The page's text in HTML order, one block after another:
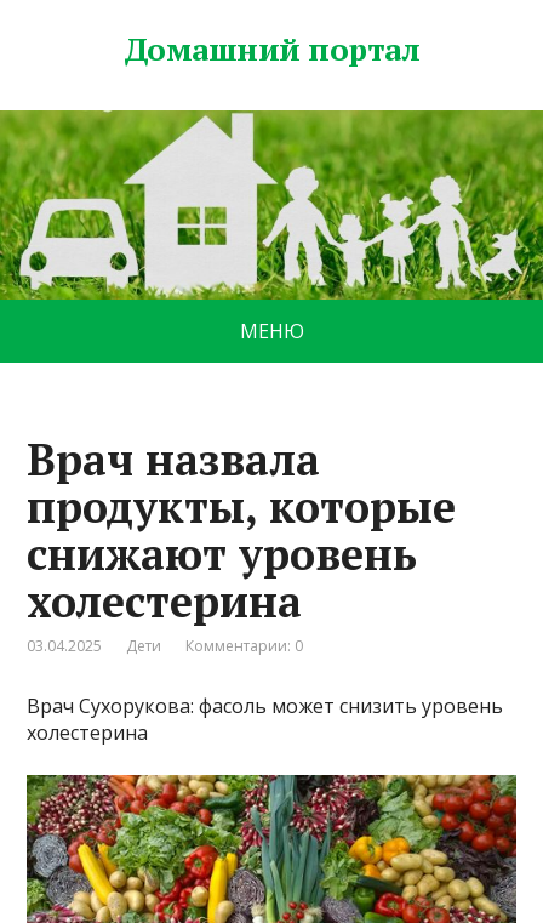
Домашний портал
МЕНЮ
Врач назвала
продукты, которые
снижают уровень
холестерина
03.04.2025 Дети Комментарии: 0
Врач Сухорукова: фасоль может снизить уровень
холестерина